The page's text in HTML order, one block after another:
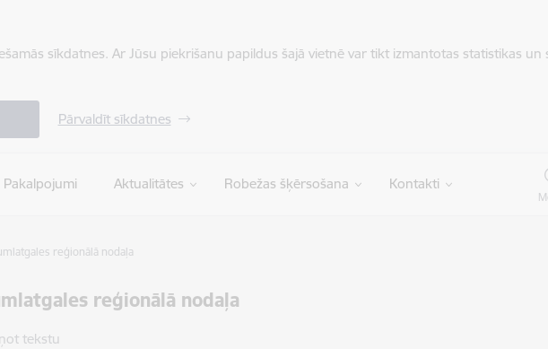
sīkdatnes. Ar Jūsu piekrišanu papildus šajā vietnē var tikt izmantotas statistikas un
Pārvaldīt sīkdatnes
Pakalpojumi Aktualitātes Robežas šķērsošana Kontakti
reģionālā nodaļa
reģionālā nodaļa
tekstu